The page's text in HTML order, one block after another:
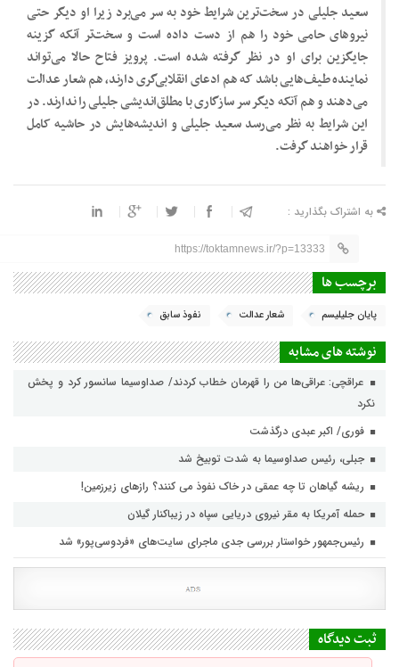
سعید جلیلی در سخت‌ترین شرایط خود به سر می‌برد زیرا او دیگر حتی
نیروهای حامی خود را هم از دست داده است و سخت‌تر آنکه گزینه
جایگزین برای او در نظر گرفته شده است. پرویز فتاح حالا می‌تواند
نماینده طیف‌هایی باشد که هم ادعای انقلابی‌گری دارند، هم شعار عدالت
می‌دهند و هم آنکه دیگر سر سازگاری با مطلق‌اندیشی جلیلی را ندارند. در
این شرایط به نظر می‌رسد سعید جلیلی و اندیشه‌هایش در حاشیه کامل
قرار خواهند گرفت.
به اشتراک بگذارید :
https://toktamnews.ir/?p=13333
برچسب ها
پایان جلیلیسم شعار عدالت نفوذ سابق
نوشته های مشابه
عراقچی: عراقی‌ها من را قهرمان خطاب کردند/ صداوسیما سانسور کرد و پخش
نکرد
فوری/ اکبر عبدی درگذشت
جبلی، رئیس صداوسیما به شدت توبیخ شد
ریشه گیاهان تا چه عمقی در خاک نفوذ می کنند؟ رازهای زیرزمین!
حمله آمریکا به مقر نیروی دریایی سپاه در زیباکنار گیلان
رئیس‌جمهور خواستار بررسی جدی ماجرای سایت‌های «فردوسی‌پور» شد
ثبت دیدگاه